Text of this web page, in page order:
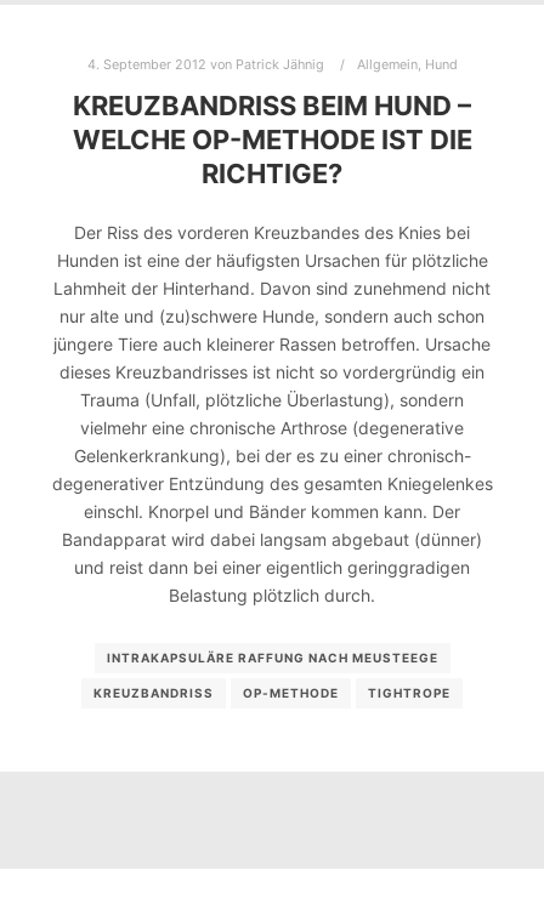
4. September 2012 von Patrick Jähnig Allgemein, Hund
KREUZBANDRISS BEIM HUND –
WELCHE OP-METHODE IST DIE
RICHTIGE?
Der Riss des vorderen Kreuzbandes des Knies bei
Hunden ist eine der häufigsten Ursachen für plötzliche
Lahmheit der Hinterhand. Davon sind zunehmend nicht
nur alte und (zu)schwere Hunde, sondern auch schon
jüngere Tiere auch kleinerer Rassen betroffen. Ursache
dieses Kreuzbandrisses ist nicht so vordergründig ein
Trauma (Unfall, plötzliche Überlastung), sondern
vielmehr eine chronische Arthrose (degenerative
Gelenkerkrankung), bei der es zu einer chronisch-
degenerativer Entzündung des gesamten Kniegelenkes
einschl. Knorpel und Bänder kommen kann. Der
Bandapparat wird dabei langsam abgebaut (dünner)
und reist dann bei einer eigentlich geringgradigen
Belastung plötzlich durch.
INTRAKAPSULÄRE RAFFUNG NACH MEUSTEEGE
KREUZBANDRISS OP-METHODE TIGHTROPE